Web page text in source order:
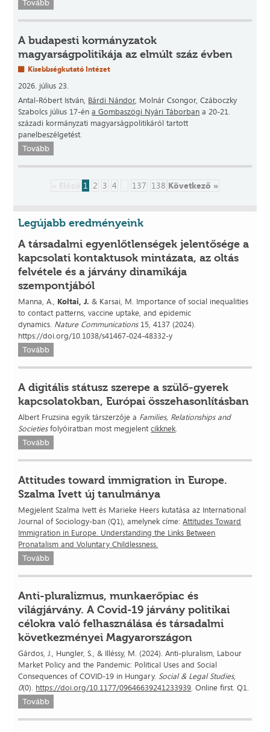
Tovább
A budapesti kormányzatok
magyarságpolitikája az elmúlt száz évben
Kisebbségkutató Intézet
2026. július 23.
Antal-Róbert István, Bárdi Nándor, Molnár Csongor, Czáboczky
Szabolcs július 17-éna Gombaszögi Nyári Táborban a 20-21.
századi kormányzati magyarságpolitikáról tartott
panelbeszélgetést.
Tovább
1 2 3 4 137 138 Következő »
Legújabb eredményeink
A társadalmi egyenlőtlenségek jelentősége a
kapcsolati kontaktusok mintázata, az oltás
felvétele és a járvány dinamikája
szempontjából
Manna, A., Koltai, J. & Karsai, M. Importance of social inequalities
to contact patterns, vaccine uptake, and epidemic
dynamics. Nature Communications15, 4137 (2024).
https://doi.org/10.1038/s41467-024-48332-y
Tovább
A digitális státusz szerepe a szülő-gyerek
kapcsolatokban, Európai összehasonlításban
Albert Fruzsina egyik társzerzője a Families, Relationships and
Societiesfolyóiratban most megjelentcikknek.
Tovább
Attitudes toward immigration in Europe.
Szalma Ivett új tanulmánya
Megjelent Szalma Ivett és Marieke Heers kutatása az International
Journal of Sociology-ban (Q1), amelynek címe:Attitudes Toward
Immigration in Europe. Understanding the Links Between
Pronatalism and Voluntary Childlessness.
Tovább
Anti-pluralizmus, munkaerőpiac és
világjárvány. A Covid-19 járvány politikai
célokra való felhasználása és társadalmi
következményei Magyarországon
Gárdos, J., Hungler, S., & Illéssy, M. (2024). Anti-pluralism, Labour
Market Policy and the Pandemic: Political Uses and Social
Consequences of COVID-19 in Hungary. Social & Legal Studies,
0(0). https://doi.org/10.1177/09646639241233939. Online first. Q1.
Tovább